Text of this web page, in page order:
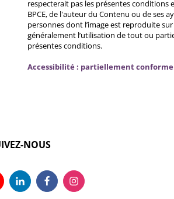
respecterait pas les présentes conditions
BPCE, de l'auteur du Contenu ou de ses
personnes dont l’image est reproduite
généralement l’utilisation de tout ou
présentes conditions.
Accessibilité : partiellement conforme
NOUS